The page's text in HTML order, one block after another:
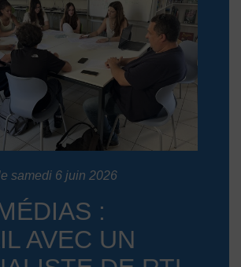
samedi 6 juin 2026
:
AVEC UN